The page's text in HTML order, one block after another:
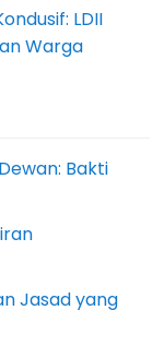
LDII
Warga
Bakti
Jasad yang